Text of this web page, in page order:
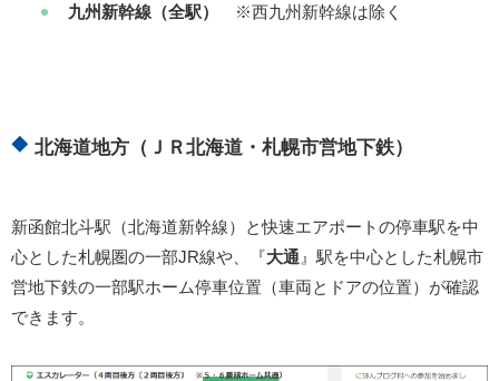
九州新幹線（全駅） ※西九州新幹線は除く
北海道地方（ＪＲ北海道・札幌市営地下鉄）
新函館北斗駅（北海道新幹線）と快速エアポートの停車駅を中
心とした札幌圏の一部JR線や、『大通 』駅を中心とした札幌市
営地下鉄の一部駅ホーム停車位置（車両とドアの位置）が確認
できます。